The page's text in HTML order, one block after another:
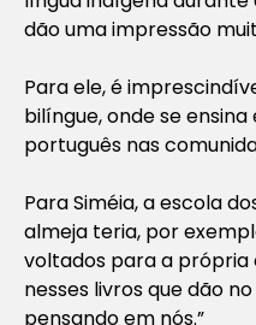
dão uma impressão
Para ele, é
bilíngue, onde se
português nas
Para Siméia, a escola
almeja teria, por
voltados para a própria
nesses livros que dão
pensando em nós.”